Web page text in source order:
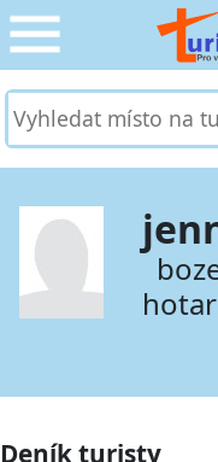
CESTOVÁNÍ
SLUŽBY &
PRO TURISTY ›
MOJE TURISTIKA
Deník turisty